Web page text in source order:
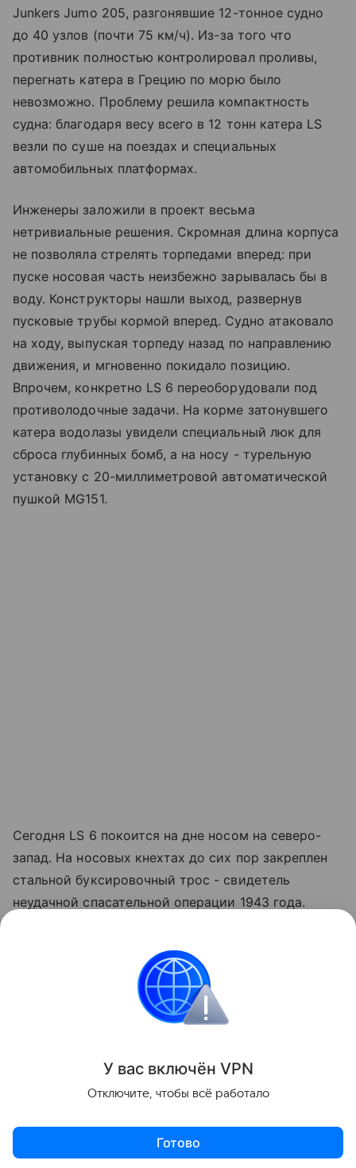
Junkers Jumo 205, разгонявшие 12-тонное судно
до 40 узлов (почти 75 км/ч). Из-за того что
противник полностью контролировал проливы,
перегнать катера в Грецию по морю было
невозможно. Проблему решила компактность
судна: благодаря весу всего в 12 тонн катера LS
везли по суше на поездах и специальных
автомобильных платформах.
Инженеры заложили в проект весьма
нетривиальные решения. Скромная длина корпуса
не позволяла стрелять торпедами вперед: при
пуске носовая часть неизбежно зарывалась бы в
воду. Конструкторы нашли выход, развернув
пусковые трубы кормой вперед. Судно атаковало
на ходу, выпуская торпеду назад по направлению
движения, и мгновенно покидало позицию.
Впрочем, конкретно LS 6 переоборудовали под
противолодочные задачи. На корме затонувшего
катера водолазы увидели специальный люк для
сброса глубинных бомб, а на носу - турельную
установку с 20-миллиметровой автоматической
пушкой MG151.
Сегодня LS 6 покоится на дне носом на северо-
запад. На носовых кнехтах до сих пор закреплен
стальной буксировочный трос - свидетель
неудачной спасательной операции 1943 года.
дизельных моторов, а прочный сплав защитил
судно от разрушения, подарив историкам шанс
вживую изучить редчайший образец
экспериментальной военной техники.
Поделиться
У вас включён VPN
Отключите, чтобы всё работало
Готово